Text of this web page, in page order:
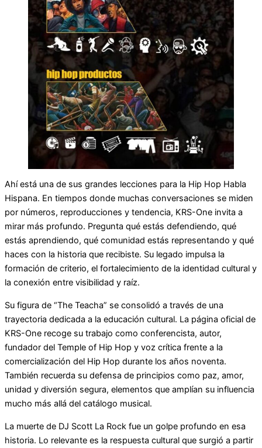
Ahí está una de sus grandes lecciones para la Hip Hop Habla
Hispana. En tiempos donde muchas conversaciones se miden
por números, reproducciones y tendencia, KRS-One invita a
mirar más profundo. Pregunta qué estás defendiendo, qué
estás aprendiendo, qué comunidad estás representando y qué
haces con la historia que recibiste. Su legado impulsa la
formación de criterio, el fortalecimiento de la identidad cultural y
la conexión entre visibilidad y raíz.
Su figura de “The Teacha” se consolidó a través de una
trayectoria dedicada a la educación cultural. La página oficial de
KRS-One recoge su trabajo como conferencista, autor,
fundador del Temple of Hip Hop y voz crítica frente a la
comercialización del Hip Hop durante los años noventa.
También recuerda su defensa de principios como paz, amor,
unidad y diversión segura, elementos que amplían su influencia
mucho más allá del catálogo musical.
La muerte de DJ Scott La Rock fue un golpe profundo en esa
historia. Lo relevante es la respuesta cultural que surgió a partir